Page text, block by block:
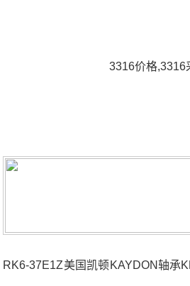
3316价格,3316
RK6-37E1Z美国凯顿KAYDON轴承